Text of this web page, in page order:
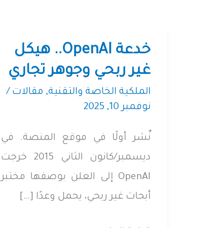
خدعة OpenAI.. هيكل
غير ربحي وجوهر تجاري
الملكية الخاصة والتقنية, مقالات /
نوفمبر 10, 2025
نٌشر أولًا في موقع المنصة. في
ديسمبر/كانون الثاني 2015 خرجت
OpenAI إلى العلن بوصفها مختبر
أبحاث غير ربحي، يحمل وعدًا […]